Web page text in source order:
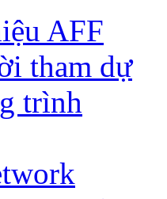
AFF
tham dự
trình